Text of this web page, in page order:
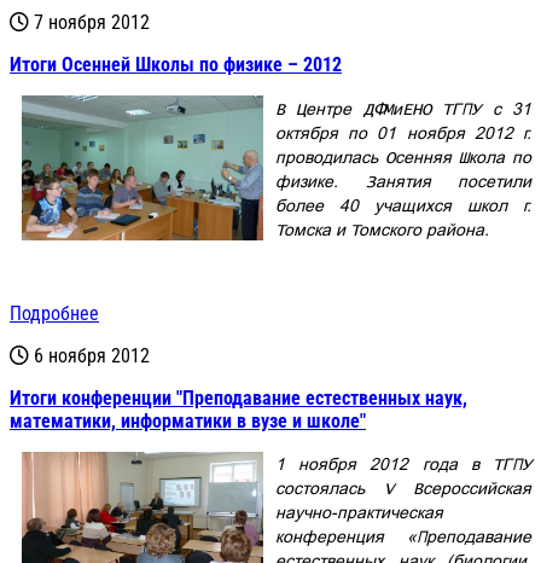
7 ноября 2012
Итоги Осенней Школы по физике – 2012
В Центре ДФМиЕНО ТГПУ с 31
октября по 01 ноября 2012 г.
проводилась Осенняя Школа по
физике. Занятия посетили
более 40 учащихся школ г.
Томска и Томского района.
Подробнее
6 ноября 2012
Итоги конференции "Преподавание естественных наук,
математики, информатики в вузе и школе"
1 ноября 2012 года в ТГПУ
состоялась V Всероссийская
научно-практическая
конференция «Преподавание